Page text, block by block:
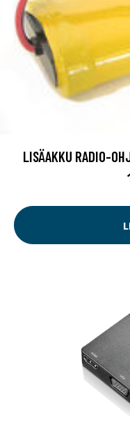
LISÄAKKU RADIO-